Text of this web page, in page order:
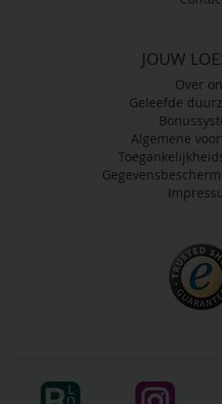
JOUW
Over
Geleefde
Algemene